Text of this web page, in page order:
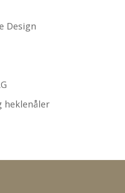
Design
heklenåler